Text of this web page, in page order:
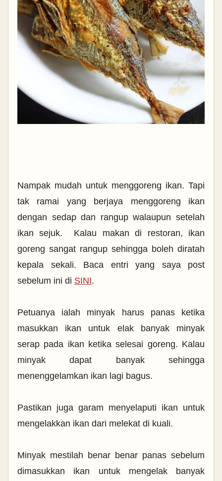
Nampak mudah untuk menggoreng ikan. Tapi
tak ramai yang berjaya menggoreng ikan
dengan sedap dan rangup walaupun setelah
ikan sejuk. Kalau makan di restoran, ikan
goreng sangat rangup sehingga boleh diratah
kepala sekali. Baca entri yang saya post
sebelum ini di SINI.
Petuanya ialah minyak harus panas ketika
masukkan ikan untuk elak banyak minyak
serap pada ikan ketika selesai goreng. Kalau
minyak dapat banyak sehingga
menenggelamkan ikan lagi bagus.
Pastikan juga garam menyelaputi ikan untuk
mengelakkan ikan dari melekat di kuali.
Minyak mestilah benar benar panas sebelum
dimasukkan ikan untuk mengelak banyak